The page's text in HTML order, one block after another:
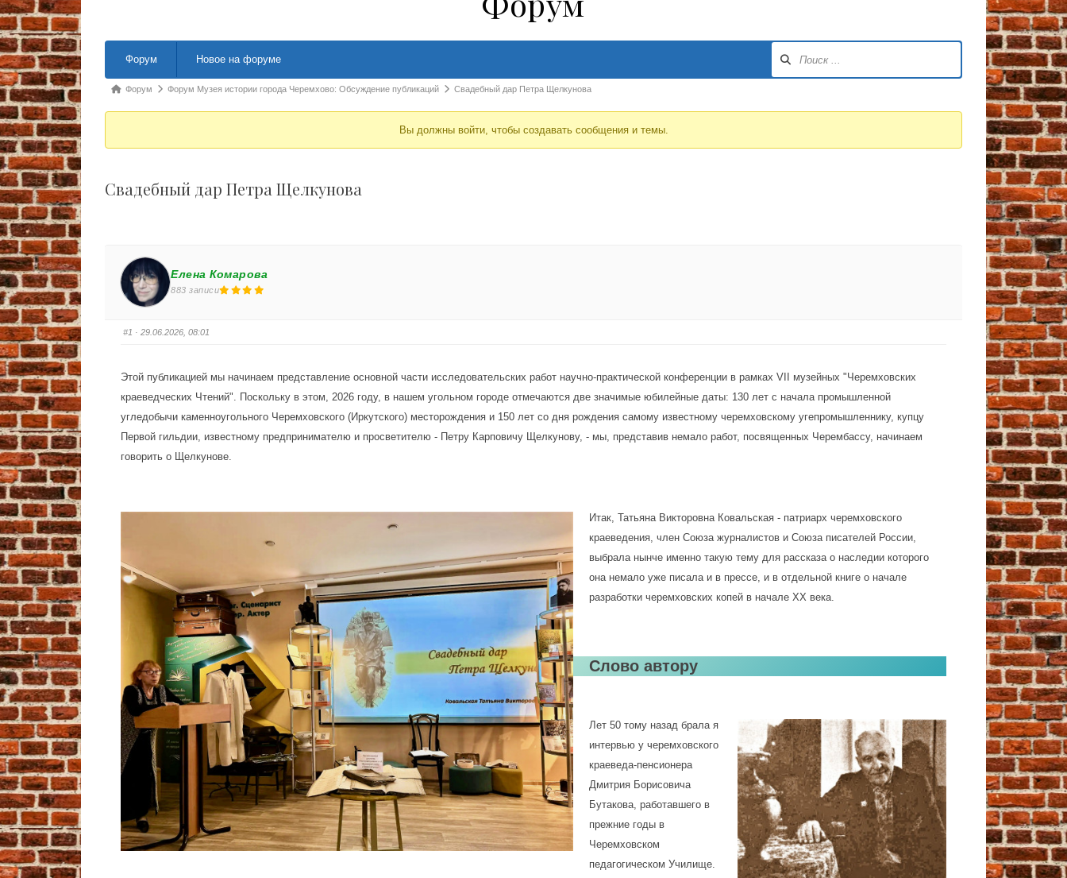
Форум
Новое на форуме
Форум breadcrumbs - Вы здесь:
Форум Форум Музея истории города Черемхово: Обсуждение публикаций Свадебный дар Петра Щелкунова
Вы должны войти, чтобы создавать сообщения и темы.
Свадебный дар Петра Щелкунова
Елена Комарова
883 записи
#1 · 29.06.2026, 08:01
Этой публикацией мы начинаем представление основной части исследовательских работ научно-практической конференции в рамках VII музейных "Черемховских
краеведческих Чтений". Поскольку в этом, 2026 году, в нашем угольном городе отмечаются две значимые юбилейные даты: 130 лет с начала промышленной
угледобычи каменноугольного Черемховского (Иркутского) месторождения и 150 лет со дня рождения самому известному черемховскому угепромышленнику, купцу
Первой гильдии, известному предпринимателю и просветителю - Петру Карповичу Щелкунову, - мы, представив немало работ, посвященных Черембассу, начинаем
говорить о Щелкунове.
Итак, Татьяна Викторовна Ковальская - патриарх черемховского
краеведения, член Союза журналистов и Союза писателей России,
выбрала нынче именно такую тему для рассказа о наследии которого
она немало уже писала и в прессе, и в отдельной книге о начале
разработки черемховских копей в начале ХХ века.
Слово автору
Лет 50 тому назад брала я
интервью у черемховского
краеведа-пенсионера
Дмитрия Борисовича
Бутакова, работавшего в
прежние годы в
Черемховском
педагогическом Училище.